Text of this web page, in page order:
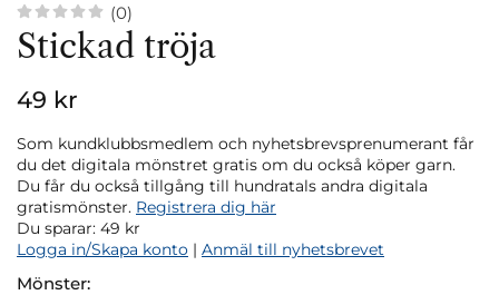
(0)
Stickad tröja
49 kr
Som kundklubbsmedlem och nyhetsbrevsprenumerant får
du det digitala mönstret gratis om du också köper garn.
Du får du också tillgång till hundratals andra digitala
gratismönster. Registrera dig här
Du sparar: 49 kr
Logga in/Skapa konto | Anmäl till nyhetsbrevet
Mönster: